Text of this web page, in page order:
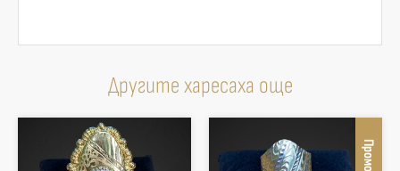
Другите харесаха още